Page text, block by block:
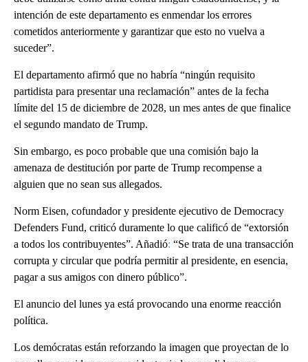
intención de este departamento es enmendar los errores
cometidos anteriormente y garantizar que esto no vuelva a
suceder”.
El departamento afirmó que no habría “ningún requisito
partidista para presentar una reclamación” antes de la fecha
límite del 15 de diciembre de 2028, un mes antes de que finalice
el segundo mandato de Trump.
Sin embargo, es poco probable que una comisión bajo la
amenaza de destitución por parte de Trump recompense a
alguien que no sean sus allegados.
Norm Eisen, cofundador y presidente ejecutivo de Democracy
Defenders Fund, criticó duramente lo que calificó de “extorsión
a todos los contribuyentes”. Añadió: “Se trata de una transacción
corrupta y circular que podría permitir al presidente, en esencia,
pagar a sus amigos con dinero público”.
El anuncio del lunes ya está provocando una enorme reacción
política.
Los demócratas están reforzando la imagen que proyectan de lo